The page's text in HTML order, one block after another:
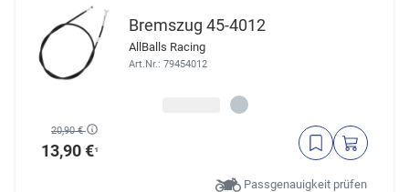
Bremszug 45-4012
AllBalls Racing
Art.Nr.: 79454012
20,90 €
13,90 €¹
Passgenauigkeit prüfen